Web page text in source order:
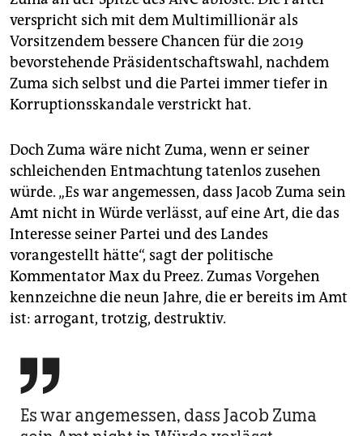
verspricht sich mit dem Multimillionär als
Vorsitzendem bessere Chancen für die 2019
bevorstehende Präsidentschaftswahl, nachdem
Zuma sich selbst und die Partei immer tiefer in
Korruptionsskandale verstrickt hat.
Doch Zuma wäre nicht Zuma, wenn er seiner
schleichenden Entmachtung tatenlos zusehen
würde. „Es war angemessen, dass Jacob Zuma sein
Amt nicht in Würde verlässt, auf eine Art, die das
Interesse seiner Partei und des Landes
vorangestellt hätte“, sagt der politische
Kommentator Max du Preez. Zumas Vorgehen
kennzeichne die neun Jahre, die er bereits im Amt
ist: arrogant, trotzig, destruktiv.

Es war angemessen, dass Jacob Zuma